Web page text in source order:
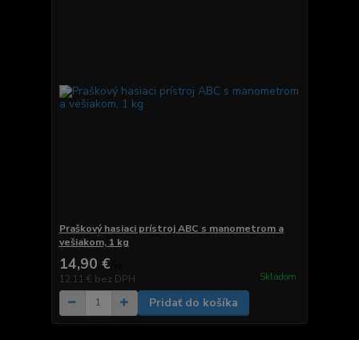
Praškový hasiaci prístroj ABC s manometrom a
vešiakom, 1 kg
14,90 €
12,11 € bez DPH Skladom
Pridať do košíka